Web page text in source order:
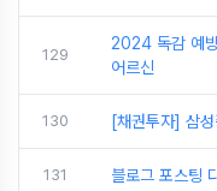
129
2024 독감 예
어르신
130 [채권투자] 삼
131 블로그 포스팅